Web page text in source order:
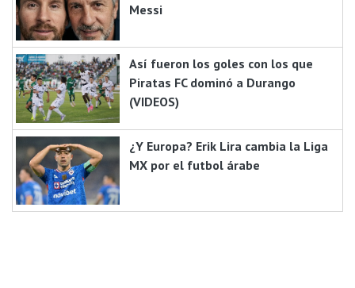
Messi
Así fueron los goles con los que
Piratas FC dominó a Durango
(VIDEOS)
¿Y Europa? Erik Lira cambia la Liga
MX por el futbol árabe